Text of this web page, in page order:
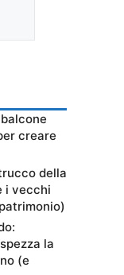
creare
della
i vecchi
la
(e